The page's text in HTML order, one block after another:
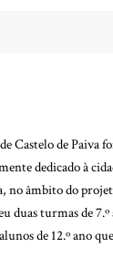
Castelo de Paiva
dedicado à
no âmbito do
turmas de 7.º
de 12.º ano